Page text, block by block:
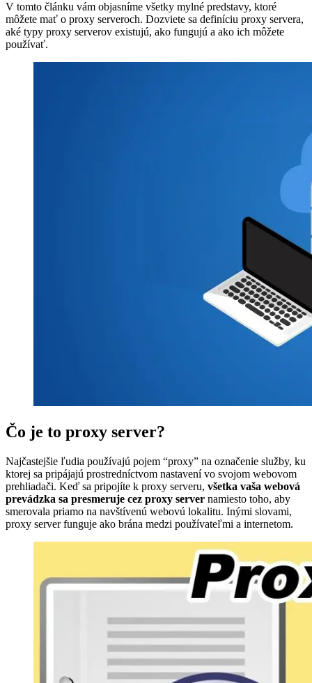
V tomto článku vám objasníme všetky mylné predstavy, ktoré
môžete mať o proxy serveroch. Dozviete sa definíciu proxy servera,
aké typy proxy serverov existujú, ako fungujú a ako ich môžete
používať.
Čo je to proxy server?
Najčastejšie ľudia používajú pojem “proxy” na označenie služby, ku
ktorej sa pripájajú prostredníctvom nastavení vo svojom webovom
prehliadači. Keď sa pripojíte k proxy serveru, všetka vaša webová
prevádzka sa presmeruje cez proxy server namiesto toho, aby
smerovala priamo na navštívenú webovú lokalitu. Inými slovami,
proxy server funguje ako brána medzi používateľmi a internetom.